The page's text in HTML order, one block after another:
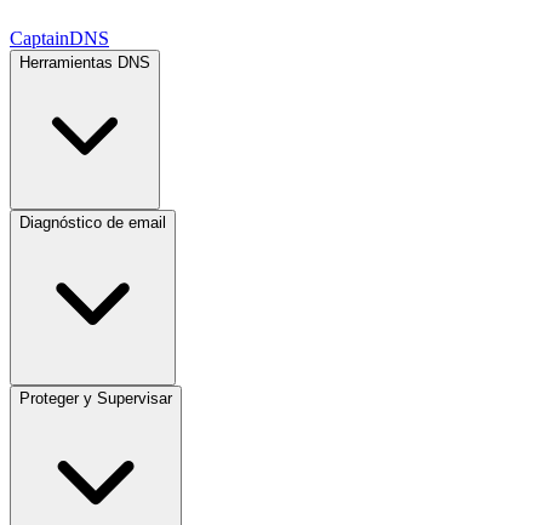
CaptainDNS
Herramientas DNS
Diagnóstico de email
Proteger y Supervisar